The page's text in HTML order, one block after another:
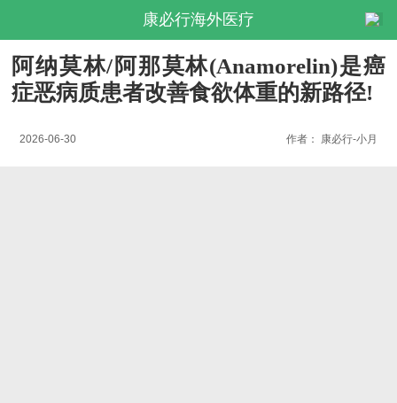
康必行海外医疗
阿纳莫林/阿那莫林(Anamorelin)是癌
症恶病质患者改善食欲体重的新路径!
2026-06-30 作者： 康必行-小月